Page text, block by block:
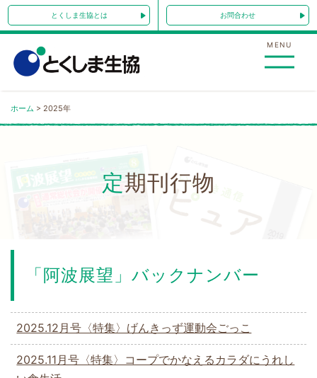
Skip
to
とくしま生協とは お問合わせ
MENU
ホーム > 2025年
定期刊行物
「阿波展望」バックナンバー
2025.12月号〈特集〉げんきっず運動会ごっこ
2025.11月号〈特集〉コープでかなえるカラダにうれし